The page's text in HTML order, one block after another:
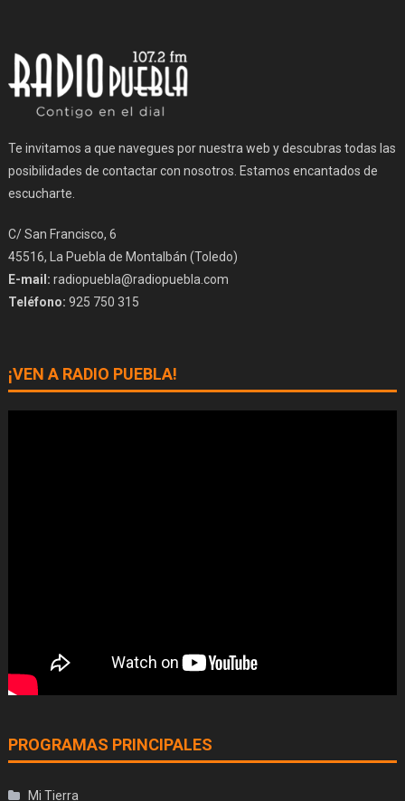
Te invitamos a que navegues por nuestra web y descubras todas las
posibilidades de contactar con nosotros. Estamos encantados de
escucharte.
C/ San Francisco, 6
45516, La Puebla de Montalbán (Toledo)
E-mail: radiopuebla@radiopuebla.com
Teléfono: 925 750 315
¡VEN A RADIO PUEBLA!
PROGRAMAS PRINCIPALES
Mi Tierra